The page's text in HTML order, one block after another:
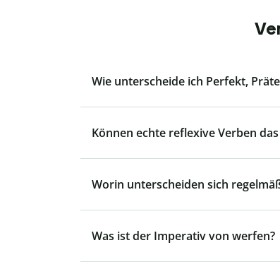
Wie unterscheide ich Perfekt,
Können echte reflexive Verben
Worin unterscheiden sich
Was ist der Imperativ von werfen?